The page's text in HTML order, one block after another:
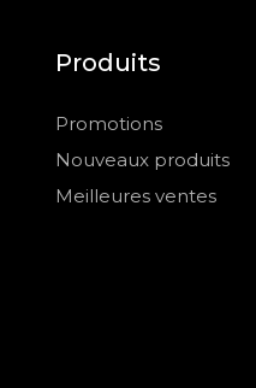
Produits
Promotions
Nouveaux produits
Meilleures ventes